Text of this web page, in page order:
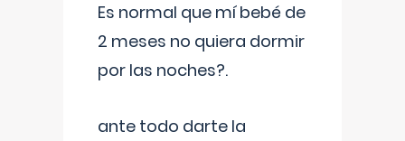
Es normal que mí bebé de
2 meses no quiera dormir
por las noches?.
ante todo darte la